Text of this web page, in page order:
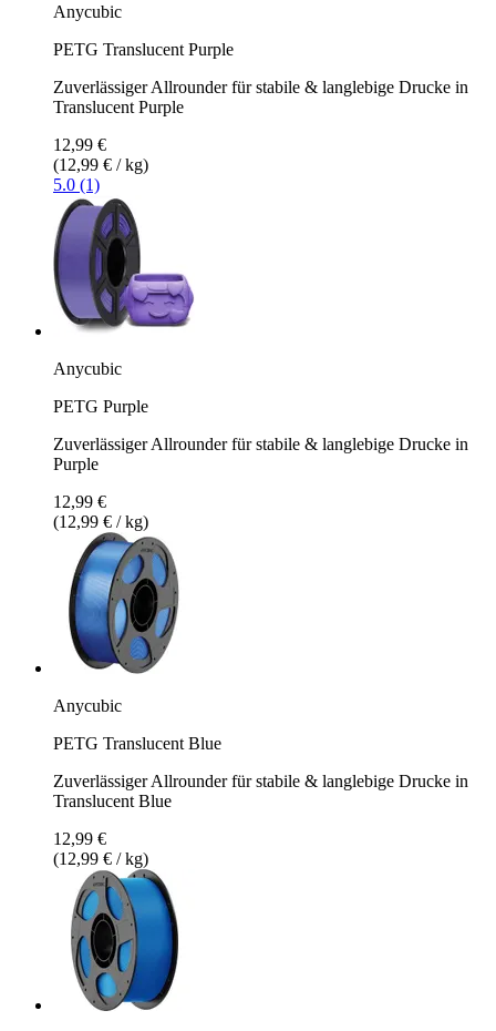
Anycubic
PETG Translucent Purple
Zuverlässiger Allrounder für stabile & langlebige Drucke in
Translucent Purple
12,99 €
(12,99 € / kg)
5.0 (1)
Anycubic
PETG Purple
Zuverlässiger Allrounder für stabile & langlebige Drucke in
Purple
12,99 €
(12,99 € / kg)
Anycubic
PETG Translucent Blue
Zuverlässiger Allrounder für stabile & langlebige Drucke in
Translucent Blue
12,99 €
(12,99 € / kg)